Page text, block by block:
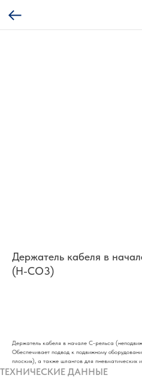
Держатель кабеля в
(H-CO3)
Держатель кабеля в начале С-рельса
Обеспечивает подвод к подвижному
плоских), а также шлангов для пневматических и
ТЕХНИЧЕСКИЕ ДАННЫЕ